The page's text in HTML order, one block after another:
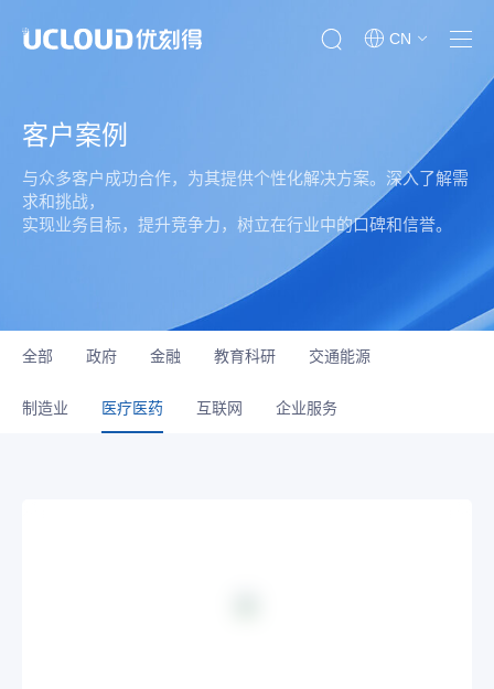
CN
客户案例
与众多客户成功合作，为其提供个性化解决方案。深入了解需
求和挑战，
实现业务目标，提升竞争力，树立在行业中的口碑和信誉。
全部 政府 金融 教育科研 交通能源
制造业 医疗医药 互联网 企业服务